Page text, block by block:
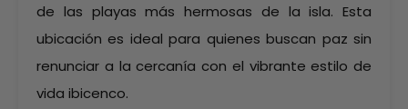
de las playas más hermosas de la isla. Esta
ubicación es ideal para quienes buscan paz sin
renunciar a la cercanía con el vibrante estilo de
vida ibicenco.